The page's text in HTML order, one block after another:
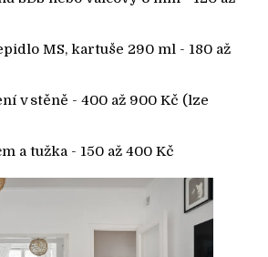
MS, kartuše 290 ml - 180 až
v stěně - 400 až 900 Kč (lze
a tužka - 150 až 400 Kč